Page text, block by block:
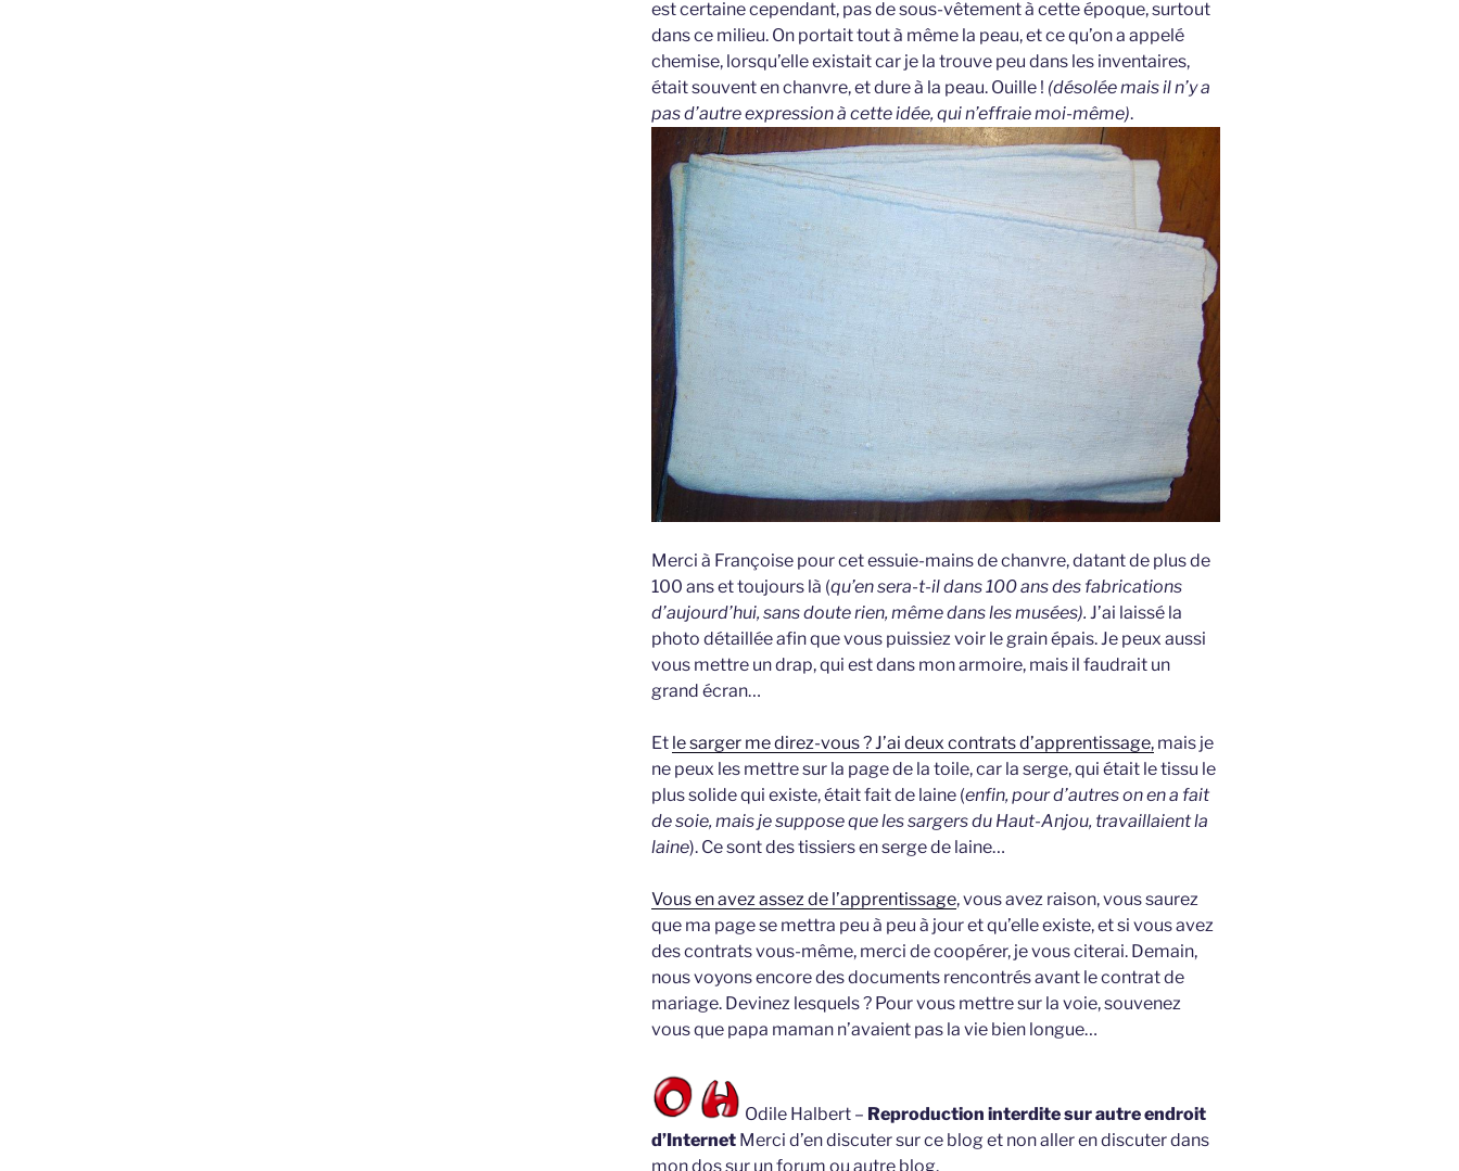
est certaine cependant, pas de sous-vêtement à cette époque, surtout
dans ce milieu. On portait tout à même la peau, et ce qu’on a appelé
chemise, lorsqu’elle existait car je la trouve peu dans les inventaires,
était souvent en chanvre, et dure à la peau. Ouille ! (désolée mais il n’y a
pas d’autre expression à cette idée, qui n’effraie moi-même).
Merci à Françoise pour cet essuie-mains de chanvre, datant de plus de
100 ans et toujours là (qu’en sera-t-il dans 100 ans des fabrications
d’aujourd’hui, sans doute rien, même dans les musées). J’ai laissé la
photo détaillée afin que vous puissiez voir le grain épais. Je peux aussi
vous mettre un drap, qui est dans mon armoire, mais il faudrait un
grand écran…
Et le sarger me direz-vous ? J’ai deux contrats d’apprentissage,mais je
ne peux les mettre sur la page de la toile, car la serge, qui était le tissu le
plus solide qui existe, était fait de laine (enfin, pour d’autres on en a fait
de soie, mais je suppose que les sargers du Haut-Anjou, travaillaient la
laine). Ce sont des tissiers en serge de laine…
Vous en avez assez de l’apprentissage, vous avez raison, vous saurez
que ma page se mettra peu à peu à jour et qu’elle existe, et si vous avez
des contrats vous-même, merci de coopérer, je vous citerai. Demain,
nous voyons encore des documents rencontrés avant le contrat de
mariage. Devinez lesquels ? Pour vous mettre sur la voie, souvenez
vous que papa maman n’avaient pas la vie bien longue…
Odile Halbert – Reproduction interdite sur autre endroit
d’Internet Merci d’en discuter sur ce blog et non aller en discuter dans
mon dos sur un forum ou autre blog.